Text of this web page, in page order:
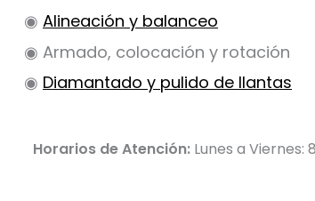
◉ Alineación y balanceo
◉ Armado, colocación y rotación
◉ Diamantado y pulido de llantas
Horarios de Atención: Lunes a Viernes: